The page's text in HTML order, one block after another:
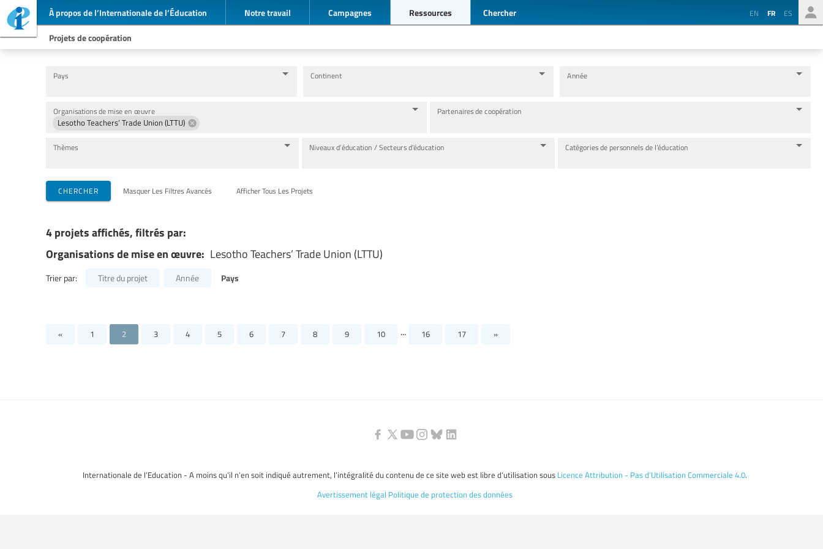
À propos de l’Internationale de l’Éducation Notre travail Campagnes Ressources Chercher EN FR ES
Projets de coopération
Pays Continent Année
Organisations de mise en œuvre
Lesotho Teachers’ Trade Union (LTTU)
Partenaires de coopération
Thèmes Niveaux d’éducation / Secteurs d’éducation Catégories de personnels de l’éducation
CHERCHER Masquer Les Filtres Avancés Afficher Tous Les Projets
4 projets affichés, filtrés par:
Organisations de mise en œuvre: Lesotho Teachers’ Trade Union (LTTU)
Trier par: Titre du projet Année Pays
« 1 2 3 4 5 6 7 8 9 10 ... 16 17 »
Internationale de l’Education - A moins qu’il n’en soit indiqué autrement, l’intégralité du contenu de ce site web est libre d’utilisation sous Licence Attribution - Pas d’Utilisation Commerciale 4.0.
Avertissement légal Politique de protection des données